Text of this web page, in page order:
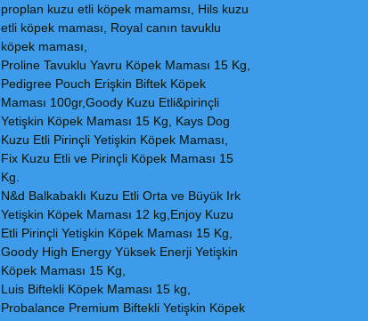
proplan kuzu etli köpek mamamsı, Hils kuzu
etli köpek maması, Royal canın tavuklu
köpek maması,
Proline Tavuklu Yavru Köpek Maması 15 Kg,
Pedigree Pouch Erişkin Biftek Köpek
Maması 100gr,Goody Kuzu Etli&pirinçli
Yetişkin Köpek Maması 15 Kg, Kays Dog
Kuzu Etli Pirinçli Yetişkin Köpek Maması,
Fix Kuzu Etli ve Pirinçli Köpek Maması 15
Kg.
N&d Balkabaklı Kuzu Etli Orta ve Büyük Irk
Yetişkin Köpek Maması 12 kg,Enjoy Kuzu
Etli Pirinçli Yetişkin Köpek Maması 15 Kg,
Goody High Energy Yüksek Enerji Yetişkin
Köpek Maması 15 Kg,
Luis Biftekli Köpek Maması 15 kg,
Probalance Premium Biftekli Yetişkin Köpek